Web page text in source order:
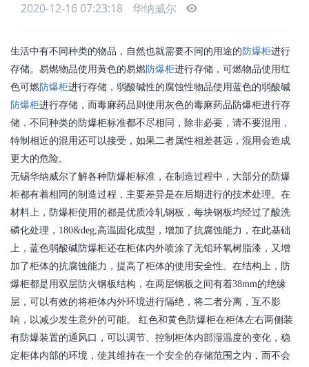
2020-12-16 07:23:18 华纳威尔
生活中有不同种类的物品，自然也就需要不同的用途的 防爆柜进行
存储。易燃物品使用黄色的易燃防爆柜进行存储，可燃物品使用红
色可燃防爆柜进行存储，弱酸碱性的腐蚀性物品使用蓝色的弱酸碱
防爆柜进行存储，而毒麻药品则使用灰色的毒麻药品防爆柜进行存
储，不同种类的防爆柜标准都不尽相同，除非必要，请不要混用，
特制相近的混用还可以接受，如果二者属性相差甚远，混用会造成
更大的危险。
无锡华纳威尔了解各种防爆柜标准，在制造过程中，大部分的防爆
柜都有着相同的制造过程，主要差异是在后期进行的技术处理。在
材料上，防爆柜使用的都是优质冷轧钢板，每块钢板均经过了酸洗
磷化处理，180&deg;高温固化成型，增加了抗腐蚀能力，在此基础
上，蓝色弱酸碱防爆柜还在柜体内外喷涂了无铅环氧树脂漆，又增
加了柜体的抗腐蚀能力，提高了柜体的使用安全性。在结构上，防
爆柜都是用双层防火钢板结构，在两层钢板之间有着38mm的绝缘
层，可以有效的将柜体内外环境进行隔绝，将二者分离，互不影
响，以减少发生意外的可能。 红色和黄色防爆柜在柜体左右两侧装
有防爆装置的通风口，可以调节、控制柜体内部湿温度的变化，稳
定柜体内部的环境，使其维持在一个安全的存储范围之内，而不会